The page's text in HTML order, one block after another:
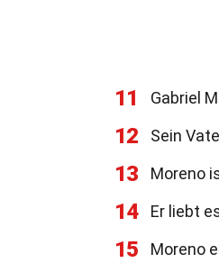
11 Gabriel
12 Sein
13 Moreno
14 Er liebt
15 Moreno